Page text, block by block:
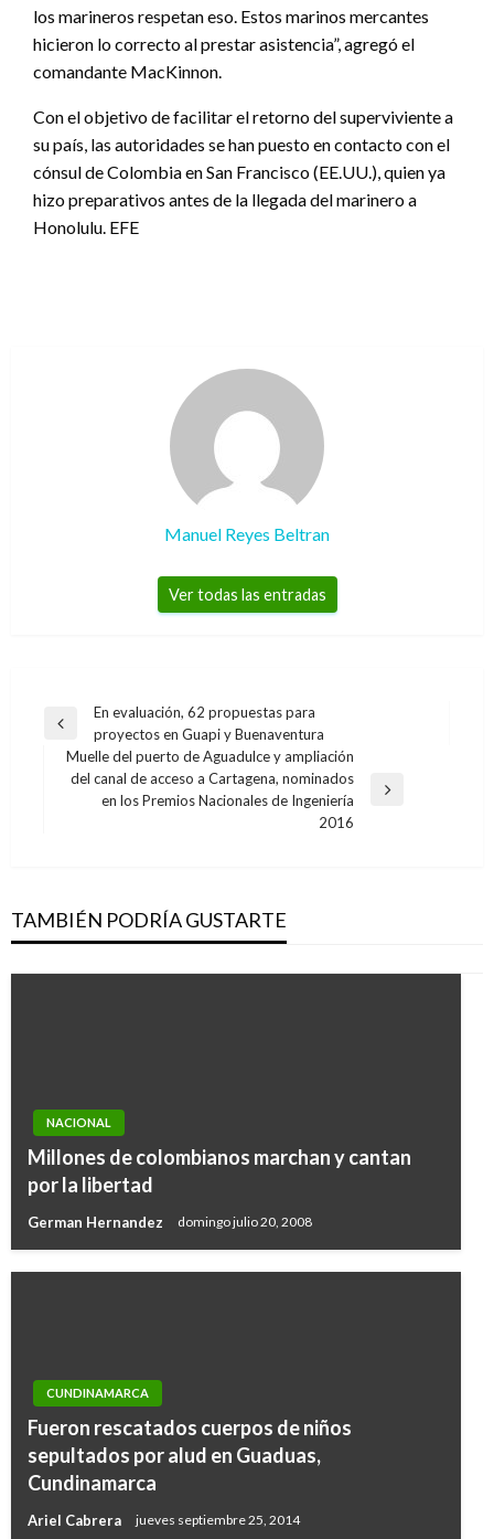
los marineros respetan eso. Estos marinos mercantes
hicieron lo correcto al prestar asistencia”, agregó el
comandante MacKinnon.
Con el objetivo de facilitar el retorno del superviviente a
su país, las autoridades se han puesto en contacto con el
cónsul de Colombia en San Francisco (EE.UU.), quien ya
hizo preparativos antes de la llegada del marinero a
Honolulu. EFE
Manuel Reyes Beltran
Ver todas las entradas
Navegación
de
entradas
Entrada
anterior
En evaluación, 62 propuestas para
proyectos en Guapi y Buenaventura
Entrada
Muelle del puerto de Aguadulce y ampliación
del canal de acceso a Cartagena, nominados
en los Premios Nacionales de Ingeniería
2016
TAMBIÉN PODRÍA GUSTARTE
NACIONAL
Millones de colombianos marchan y cantan
por la libertad
German Hernandez domingo julio 20, 2008
CUNDINAMARCA
Fueron rescatados cuerpos de niños
sepultados por alud en Guaduas,
Cundinamarca
Ariel Cabrera jueves septiembre 25, 2014
Inversiones por casi $60.000 millones en los
sectores de vivienda y agua para La Guajira